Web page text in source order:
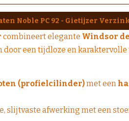
Noble PC 92 - Gietijzer
combineert elegante Windsor
een tijdloze en
(profielcilinder)met een
slijtvaste afwerking met een